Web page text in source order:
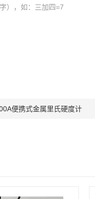
），如：三加四=7
便携式金属里氏硬度计